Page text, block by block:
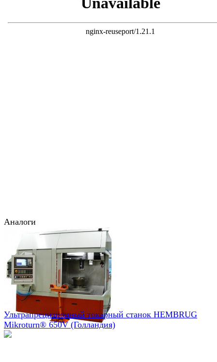
Аналоги
Ультрапрецизионный токарный станок HEMBRUG
Mikroturn® 650V (Голландия)